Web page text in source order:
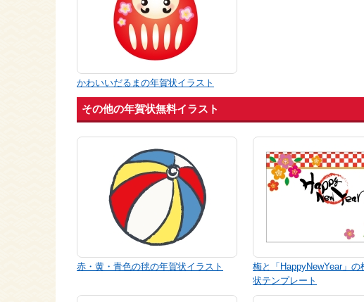
かわいいだるまの年賀状イラスト
その他の年賀状無料イラスト
赤・黄・青色の毬の年賀状イラスト
梅と「HappyNewYear」の
状テンプレート